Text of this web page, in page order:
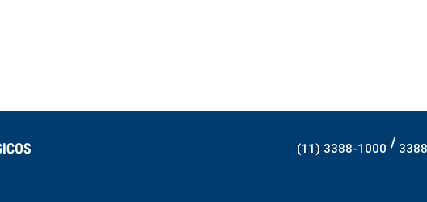
(11) 3388-1000 /